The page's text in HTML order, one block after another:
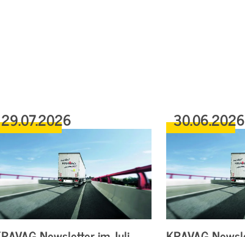
29.07.2026 30.06.2026